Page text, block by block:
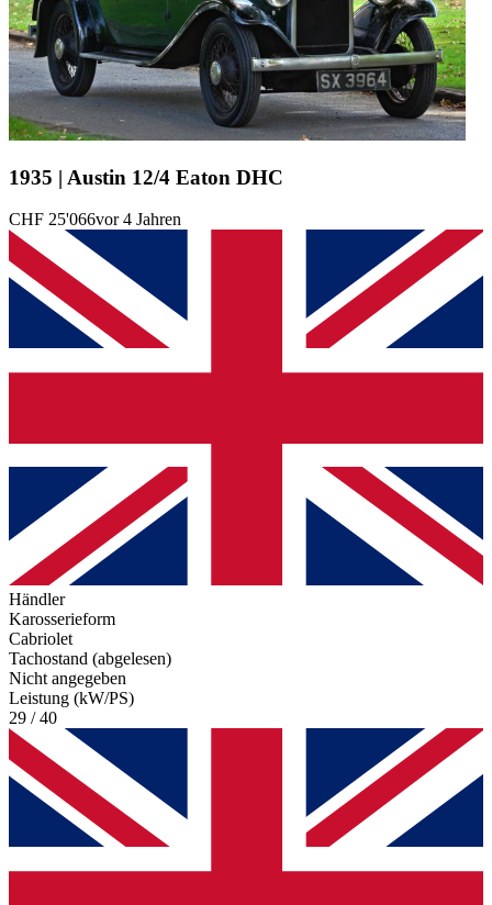
1935 | Austin 12/4 Eaton DHC
CHF 25'066vor 4 Jahren
Händler
Karosserieform
Cabriolet
Tachostand (abgelesen)
Nicht angegeben
Leistung (kW/PS)
29 / 40